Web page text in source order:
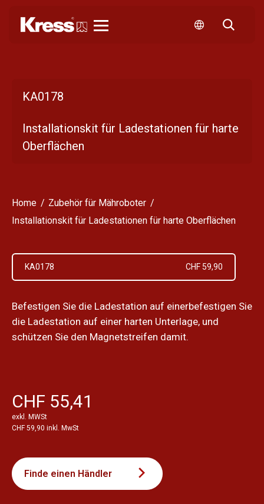
KA0178
Installationskit für Ladestationen für harte
Oberflächen
Home
Zubehör für Mähroboter
Installationskit für Ladestationen für harte Oberflächen
KA0178 CHF 59,90
Befestigen Sie die Ladestation auf einerbefestigen Sie
die Ladestation auf einer harten Unterlage, und
schützen Sie den Magnetstreifen damit.
CHF 55,41
exkl. MWSt
CHF 59,90 inkl. MwSt
Finde einen Händler